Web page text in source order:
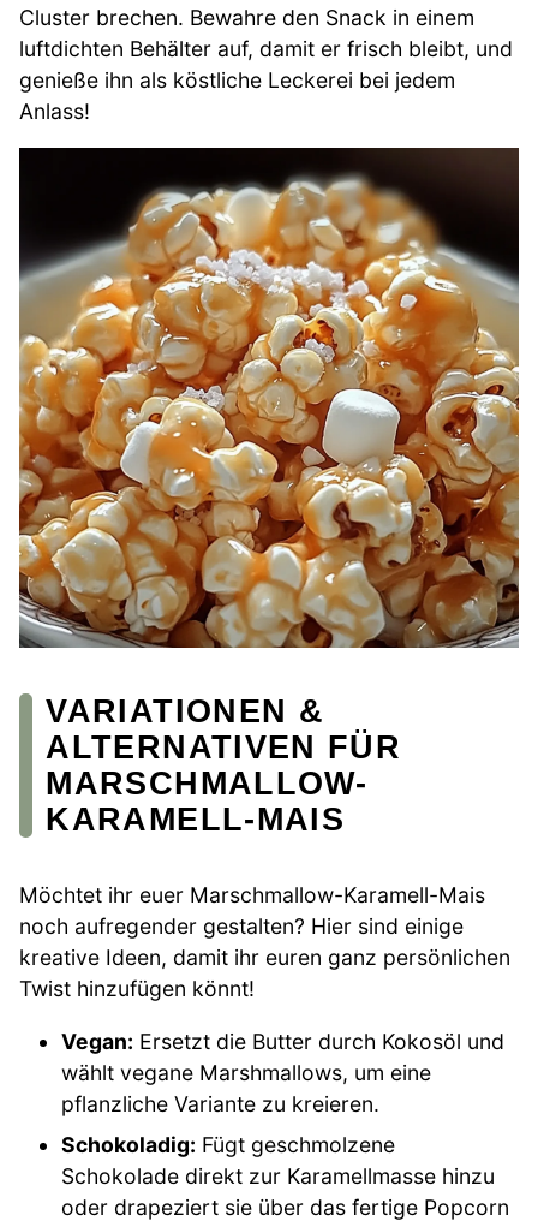
Cluster brechen. Bewahre den Snack in einem
luftdichten Behälter auf, damit er frisch bleibt, und
genieße ihn als köstliche Leckerei bei jedem
Anlass!
VARIATIONEN &
ALTERNATIVEN FÜR
MARSCHMALLOW-
KARAMELL-MAIS
Möchtet ihr euer Marschmallow-Karamell-Mais
noch aufregender gestalten? Hier sind einige
kreative Ideen, damit ihr euren ganz persönlichen
Twist hinzufügen könnt!
Vegan: Ersetzt die Butter durch Kokosöl und
wählt vegane Marshmallows, um eine
pflanzliche Variante zu kreieren.
Schokoladig: Fügt geschmolzene
Schokolade direkt zur Karamellmasse hinzu
oder drapeziert sie über das fertige Popcorn